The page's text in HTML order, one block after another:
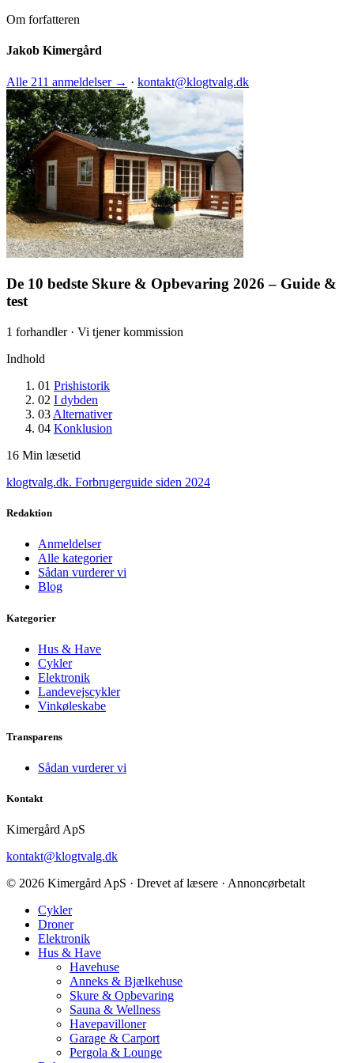
Om forfatteren
Jakob Kimergård
Alle 211 anmeldelser → · kontakt@klogtvalg.dk
De 10 bedste Skure & Opbevaring 2026 – Guide &
test
1 forhandler · Vi tjener kommission
Indhold
01 Prishistorik
02 I dybden
03 Alternativer
04 Konklusion
16 Min læsetid
klogtvalg.dk. Forbrugerguide siden 2024
Redaktion
Anmeldelser
Alle kategorier
Sådan vurderer vi
Blog
Kategorier
Hus & Have
Cykler
Elektronik
Landevejscykler
Vinkøleskabe
Transparens
Sådan vurderer vi
Kontakt
Kimergård ApS
kontakt@klogtvalg.dk
© 2026 Kimergård ApS · Drevet af læsere · Annoncørbetalt
Cykler
Droner
Elektronik
Hus & Have
Havehuse
Anneks & Bjælkehuse
Skure & Opbevaring
Sauna & Wellness
Havepavilloner
Garage & Carport
Pergola & Lounge